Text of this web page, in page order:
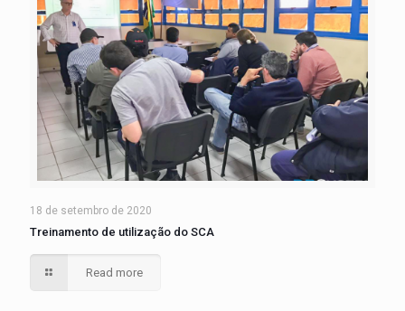
18 de setembro de 2020
Treinamento de utilização do SCA
Read more